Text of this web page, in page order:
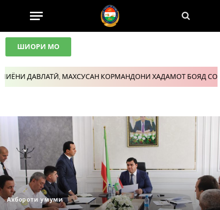
ШИОРИ МО
КОРМАНДОНИ ХАДАМОТ БОЯД СОДИҚ ВА
Ахбороти умуми